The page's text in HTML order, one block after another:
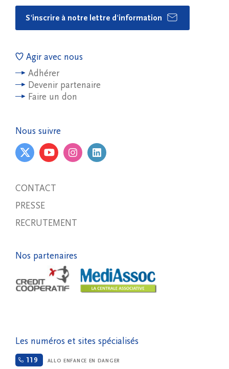
S'inscrire à notre lettre d'information
Agir avec nous
Adhérer
Devenir partenaire
Faire un don
Nous suivre
CONTACT
PRESSE
RECRUTEMENT
Nos partenaires
Les numéros et sites spécialisés
119 ALLO ENFANCE EN DANGER